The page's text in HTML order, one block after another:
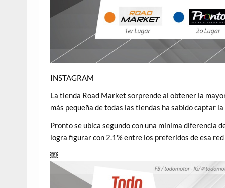
INSTAGRAM
La tienda Road Market sorprende al obtener la
más pequeña de todas las tiendas ha sabido captar
Pronto se ubica segundo con una mínima diferencia
logra figurar con 2.1% entre los preferidos de esa
￼